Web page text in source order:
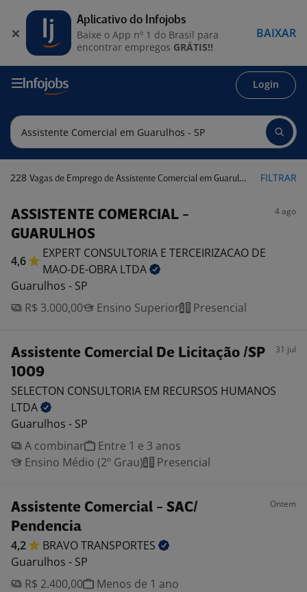
Login
228 Vagas de Emprego de Assistente Comercial em Guarulhos - SP FILTRAR
ASSISTENTE COMERCIAL -
GUARULHOS
4 ago
4,6
EXPERT CONSULTORIA E TERCEIRIZACAO DE
MAO-DE-OBRA LTDA
Guarulhos - SP
R$ 3.000,00
Ensino Superior Presencial
Assistente Comercial De Licitação /SP
1009
31 jul
SELECTON CONSULTORIA EM RECURSOS HUMANOS
LTDA
Guarulhos - SP
A combinar
Entre 1 e 3 anos
Ensino Médio (2º Grau)
Presencial
Assistente Comercial - SAC/
Pendencia
Ontem
4,2 BRAVOTRANSPORTES
Guarulhos - SP
R$ 2.400,00
Menos de 1 ano
Aplicativo do Infojobs
Baixe o App nº 1 do Brasil para
encontrar empregos GRÁTIS!!
BAIXAR